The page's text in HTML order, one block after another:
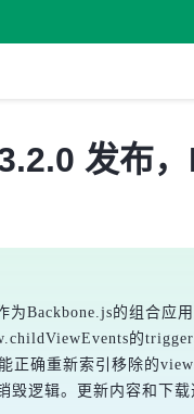
发布
为Backbone.js的组合应
的
正确重新索引移除的
逻辑。更新内容和下